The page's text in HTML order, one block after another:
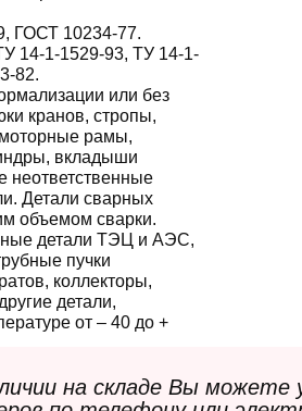
ГОСТ 10234-77.
14-1-1529-93, ТУ 14-1-
82.
или без
кранов, стропы,
рамы,
вкладыши
неответственные
Детали сварных
объемом сварки.
детали ТЭЦ и АЭС,
пучки
коллекторы,
детали,
от – 40 до +
на складе Вы можете